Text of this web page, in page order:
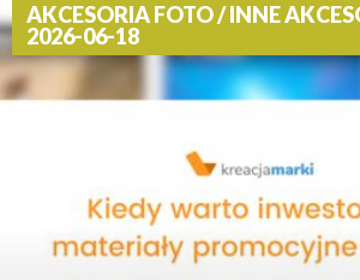
AKCESORIA FOTO / INNE
2026-06-18